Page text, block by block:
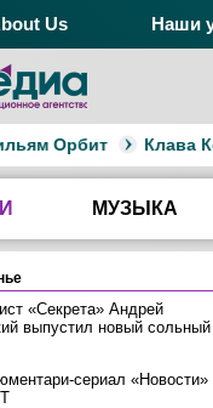
Us Наши
Орбит Клава
МУЗЫКА
«Секрета» Андрей
выпустил новый сольный
сериал «Новости»